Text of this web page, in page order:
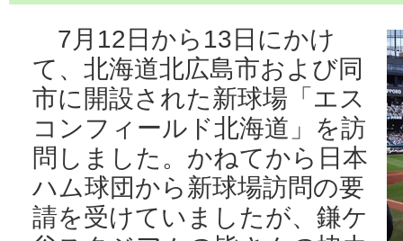
7月12日から13日にかけ
て、北海道北広島市および同
市に開設された新球場「エス
コンフィールド北海道」を訪
問しました。かねてから日本
ハム球団から新球場訪問の要
請を受けていましたが、鎌ケ